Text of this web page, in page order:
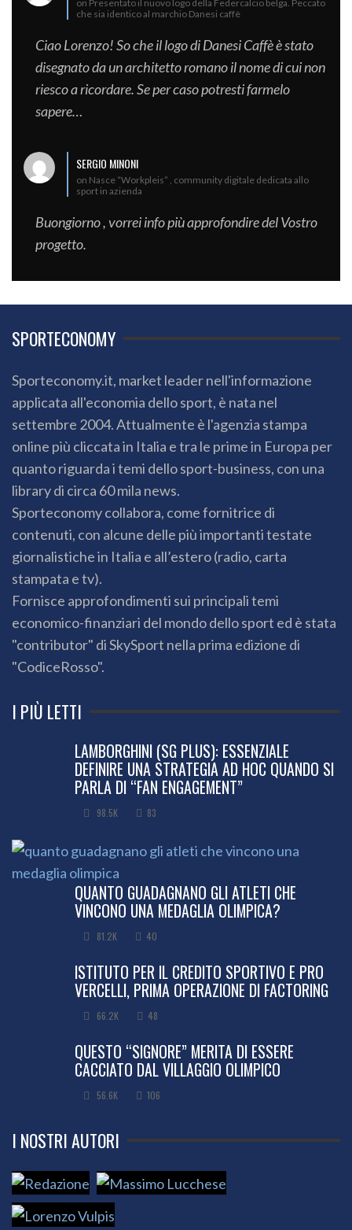
on Presentato il nuovo logo della Federcalcio belga. Peccato
che sia identico al marchio Danesi caffè
Ciao Lorenzo! So che il logo di Danesi Caffè è stato
disegnato da un architetto romano il nome di cui non
riesco a ricordare. Se per caso potresti farmelo
sapere…
SERGIO MINONI
on Nasce “Workpleis” , community digitale dedicata allo
sport in azienda
Buongiorno , vorrei info più approfondire del Vostro
progetto.
SPORTECONOMY
Sporteconomy.it, market leader nell'informazione
applicata all'economia dello sport, è nata nel
settembre 2004. Attualmente è l'agenzia stampa
online più cliccata in Italia e tra le prime in Europa per
quanto riguarda i temi dello sport-business, con una
library di circa 60 mila news.
Sporteconomy collabora, come fornitrice di
contenuti, con alcune delle più importanti testate
giornalistiche in Italia e all’estero (radio, carta
stampata e tv).
Fornisce approfondimenti sui principali temi
economico-finanziari del mondo dello sport ed è stata
"contributor" di SkySport nella prima edizione di
"CodiceRosso".
I PIÙ LETTI
LAMBORGHINI (SG PLUS): ESSENZIALE
DEFINIRE UNA STRATEGIA AD HOC QUANDO SI
PARLA DI “FAN ENGAGEMENT”
98.5K 83
QUANTO GUADAGNANO GLI ATLETI CHE
VINCONO UNA MEDAGLIA OLIMPICA?
81.2K 40
ISTITUTO PER IL CREDITO SPORTIVO E PRO
VERCELLI, PRIMA OPERAZIONE DI FACTORING
66.2K 48
QUESTO “SIGNORE” MERITA DI ESSERE
CACCIATO DAL VILLAGGIO OLIMPICO
56.6K 106
I NOSTRI AUTORI